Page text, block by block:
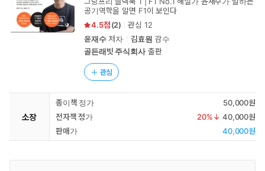
공기역학을 알면 F1이 보인다
4.5
(2) 관심 12
윤재수저자 김효원 감수
골든래빗 주식회사출판
관심
소장
종이책 정가
50,000원
전자책 정가
20%↓ 40,000원
판매가
40,000원